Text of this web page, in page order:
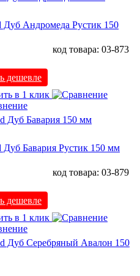
Дуб Андромеда Рустик 150
код товара: 03-873
дешевле
в 1 клик
Бавария Рустик 150 мм
код товара: 03-879
дешевле
в 1 клик